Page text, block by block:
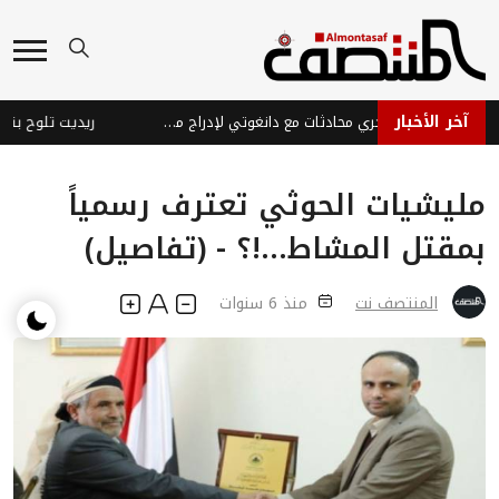
آخر الأخبار بورصة جوهانسبرغ تجري محادثات مع دانغوتي لإدراج مصفاة نفط في جنوب إفريقيا
مليشيات الحوثي تعترف رسمياً
بمقتل المشاط...!؟ - (تفاصيل)
المنتصف نت منذ 6 سنوات